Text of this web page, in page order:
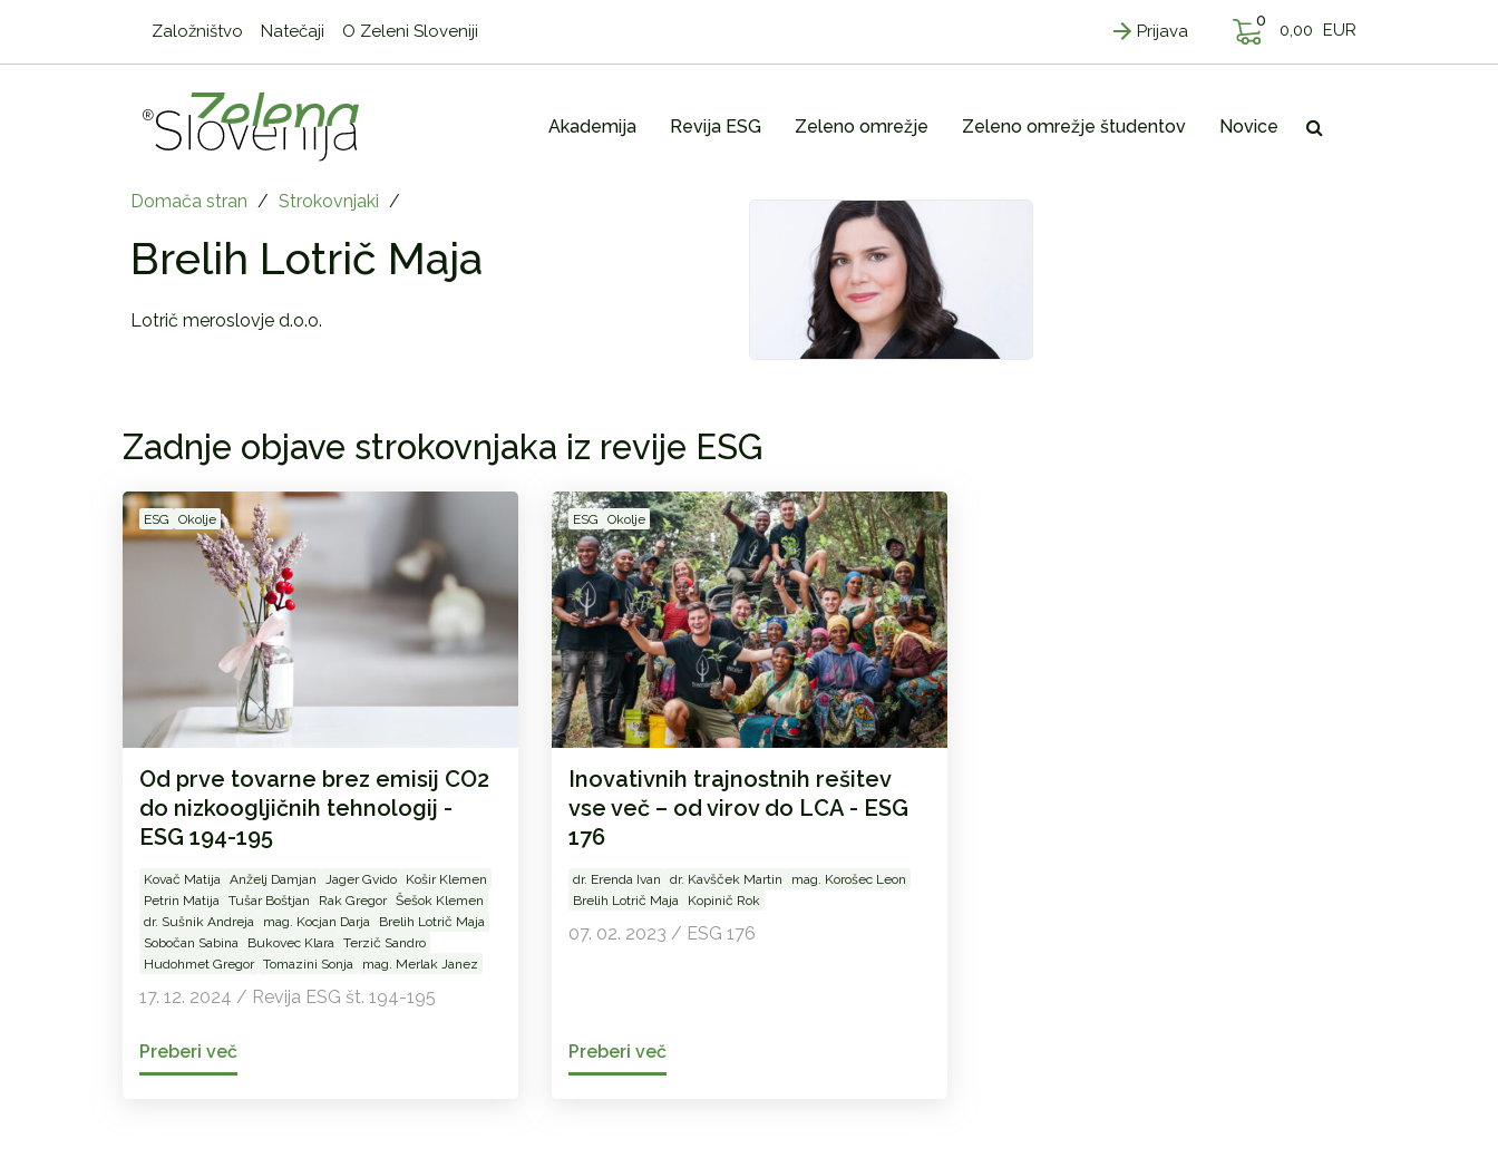
Založništvo Natečaji O Zeleni Sloveniji Prijava
0 0,00 EUR
Akademija Revija ESG Zeleno omrežje Zeleno omrežje študentov Novice
Domača stran / Strokovnjaki /
Brelih Lotrič Maja
Lotrič meroslovje d.o.o.
Zadnje objave strokovnjaka iz revije ESG
ESG Okolje
Od prve tovarne brez emisij CO2
do nizkoogljičnih tehnologij -
ESG 194-195
Kovač Matija Anželj Damjan Jager Gvido
Košir Klemen
Petrin Matija
Tušar Boštjan Rak Gregor
Šešok Klemen
dr. Sušnik Andreja
mag. Kocjan Darja
Brelih Lotrič Maja
Sobočan Sabina
Bukovec Klara
Terzič Sandro
Hudohmet Gregor
Tomazini Sonja mag. Merlak Janez
17. 12. 2024 / Revija ESG št. 194-195
Preberi več
ESG Okolje
Inovativnih trajnostnih rešitev
vse več – od virov do LCA - ESG
176
dr. Erenda Ivan dr. Kavšček Martin
mag. Korošec Leon
Brelih Lotrič Maja
Kopinič Rok
07. 02. 2023 / ESG 176
Preberi več